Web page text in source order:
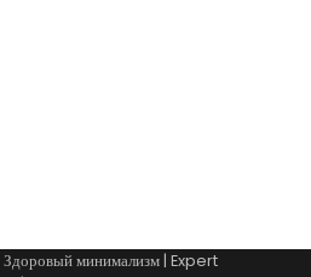
Здоровый минимализм| Expert